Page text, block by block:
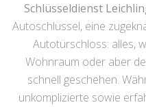
Schlüsseldienst
Autoschlüssel, eine
Autotürschloss: alles,
Wohnraum oder aber
schnell geschehen.
unkomplizierte sowie